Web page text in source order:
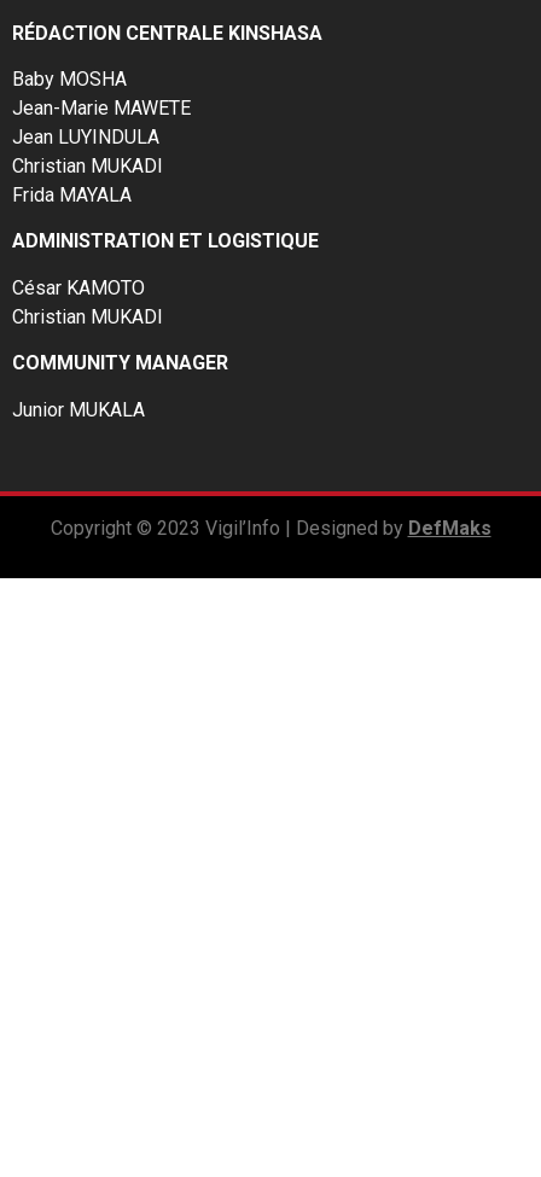
RÉDACTION CENTRALE KINSHASA
Baby MOSHA
Jean-Marie MAWETE
Jean LUYINDULA
Christian MUKADI
Frida MAYALA
ADMINISTRATION ET LOGISTIQUE
César KAMOTO
Christian MUKADI
COMMUNITY MANAGER
Junior MUKALA
Copyright © 2023 Vigil’Info | Designed by DefMaks